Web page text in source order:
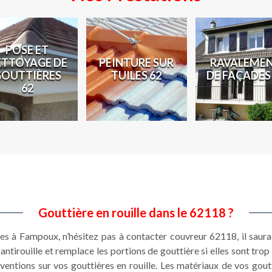
POSE ET
DE
62
PEINTURE SUR
TUILES 62
DE
Gouttière en rouille dans le 62118 ?
à Fampoux, n’hésitez pas à contacter couvreur 62118, il
et remplace les portions de gouttière si elles sont trop
sur vos gouttières en rouille. Les matériaux de vos